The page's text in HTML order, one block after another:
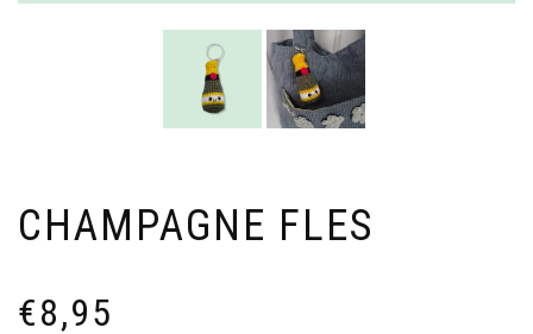
CHAMPAGNE FLES
€8,95